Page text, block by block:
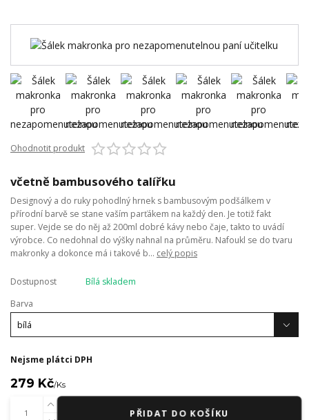
Ohodnotit produkt
včetně bambusového talířku
Designový a do ruky pohodlný hrnek s bambusovým podšálkem v
přírodní barvě se stane vaším parťákem na každý den. Je totiž fakt
super. Vejde se do něj až 200ml dobré kávy nebo čaje, takto to uvádí
výrobce. Co nedohnal do výšky nahnal na průměru. Nafoukl se do tvaru
makronky a dokonce má i takové b... celý popis
Dostupnost
Bílá skladem
Barva
Nejsme plátci DPH
279 Kč/Ks
PŘIDAT DO KOŠÍKU